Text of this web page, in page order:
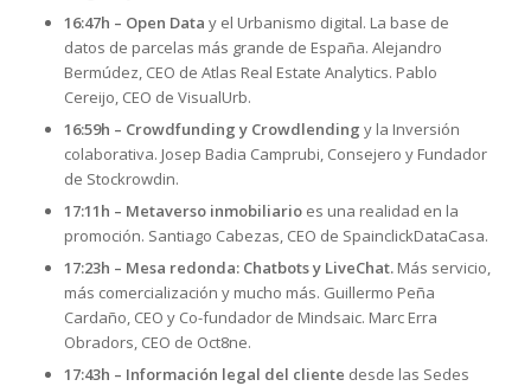
16:47h – Open Data y el Urbanismo digital. La base de
datos de parcelas más grande de España. Alejandro
Bermúdez, CEO de Atlas Real Estate Analytics. Pablo
Cereijo, CEO de VisualUrb.
16:59h – Crowdfunding y Crowdlending y la Inversión
colaborativa. Josep Badia Camprubi, Consejero y Fundador
de Stockrowdin.
17:11h – Metaverso inmobiliario es una realidad en la
promoción. Santiago Cabezas, CEO de SpainclickDataCasa.
17:23h – Mesa redonda: Chatbots y LiveChat.Más servicio,
más comercialización y mucho más. Guillermo Peña
Cardaño, CEO y Co-fundador de Mindsaic. Marc Erra
Obradors, CEO de Oct8ne.
17:43h – Información legal del cliente desde las Sedes